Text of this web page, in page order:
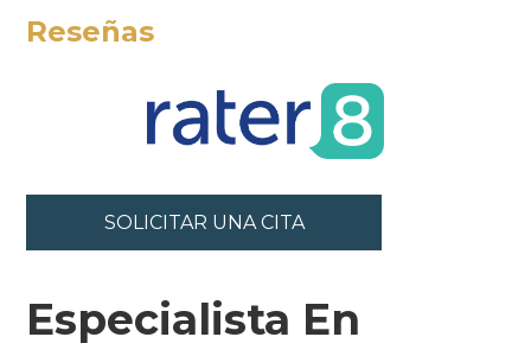
Reseñas
SOLICITAR UNA CITA
Especialista En